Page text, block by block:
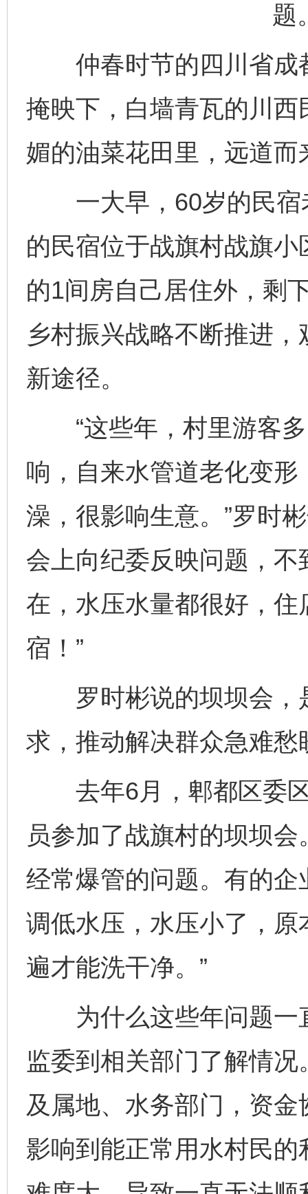
题
仲春时节的四川省成
掩映下，白墙青瓦的川
媚的油菜花田里，远道
一大早，60岁的民宿
的民宿位于战旗村战旗
的1间房自己居住外，剩
乡村振兴战略不断推进
新途径。
“这些年，村里游客多
响，自来水管道老化变
澡，很影响生意。”罗时
会上向纪委反映问题，
在，水压水量都很好，
宿！”
罗时彬说的坝坝会，
求，推动解决群众急难
去年6月，郫都区委区
员参加了战旗村的坝坝
经常爆管的问题。有的企
调低水压，水压小了，
遍才能洗干净。”
为什么这些年问题一
监委到相关部门了解情
及属地、水务部门，资
影响到能正常用水村民